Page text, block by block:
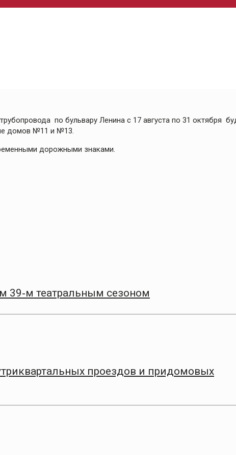
по бульвару Ленина с 17 августа по 31 октября
домов №11 и №13.
дорожными знаками.
39‑м театральным сезоном
проездов и придомовых